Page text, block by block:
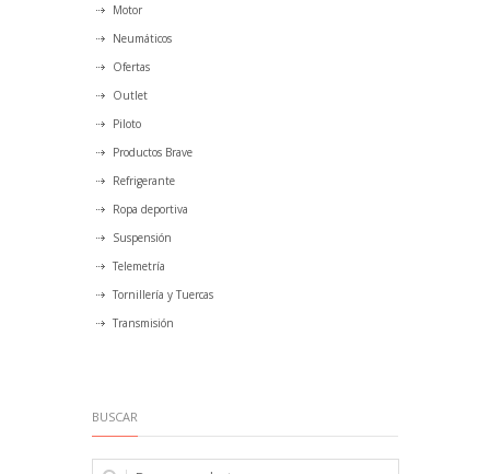
Motor
Neumáticos
Ofertas
Outlet
Piloto
Productos Brave
Refrigerante
Ropa deportiva
Suspensión
Telemetría
Tornillería y Tuercas
Transmisión
BUSCAR